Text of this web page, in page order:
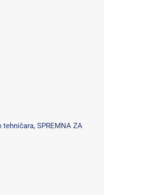
SPREMNA ZA